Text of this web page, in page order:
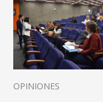
OPINIONES